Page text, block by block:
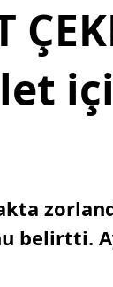
belirtti.